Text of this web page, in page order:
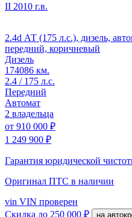
II 2010 г.в.
2.4d АТ (175 л.с.), дизель,
передний, коричневый
Дизель
174086 км.
2.4 / 175 л.с.
Передний
Автомат
2 владельца
от 910 000 ₽
1 249 900 ₽
Гарантия юридической
Оригинал ПТС в наличии
vin VIN проверен
Скидка до 250 000 ₽ на